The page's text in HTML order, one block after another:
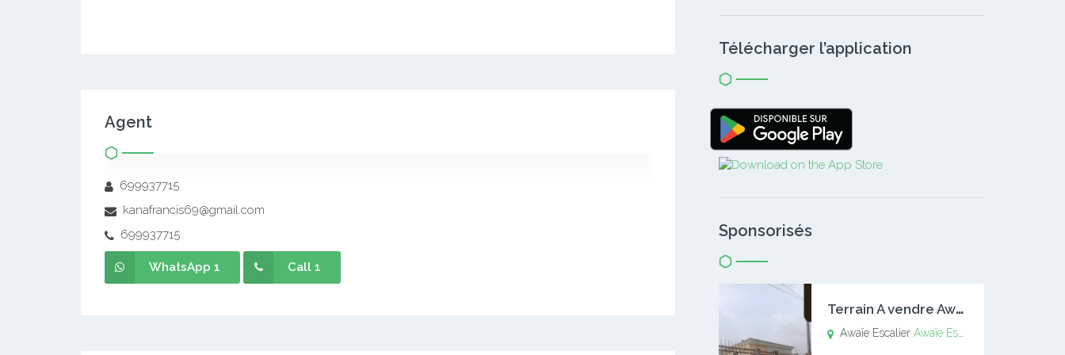
Agent
699937715
kanafrancis69@gmail.com
699937715
WhatsApp 1 Call 1
Télécharger l’application
Sponsorisés
T
errain A vendre Awaïe Escalier
Awaïe EscalierAwaïe Escalier